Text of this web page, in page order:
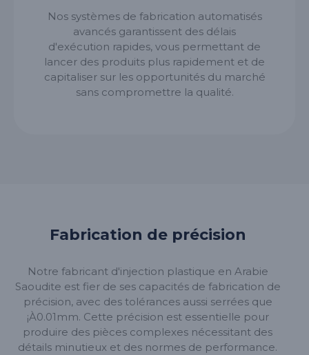
Nos systèmes de fabrication automatisés
avancés garantissent des délais
d'exécution rapides, vous permettant de
lancer des produits plus rapidement et de
capitaliser sur les opportunités du marché
sans compromettre la qualité.
Fabrication de précision
Notre fabricant d'injection plastique en Arabie
Saoudite est fier de ses capacités de fabrication de
précision, avec des tolérances aussi serrées que
¡À0.01mm. Cette précision est essentielle pour
produire des pièces complexes nécessitant des
détails minutieux et des normes de performance.